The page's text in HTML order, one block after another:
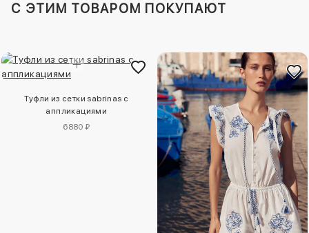
C ЭТИМ ТОВАРОМ ПОКУПАЮТ
Туфли из сетки sabrinas с
аппликациями
6880 ₽